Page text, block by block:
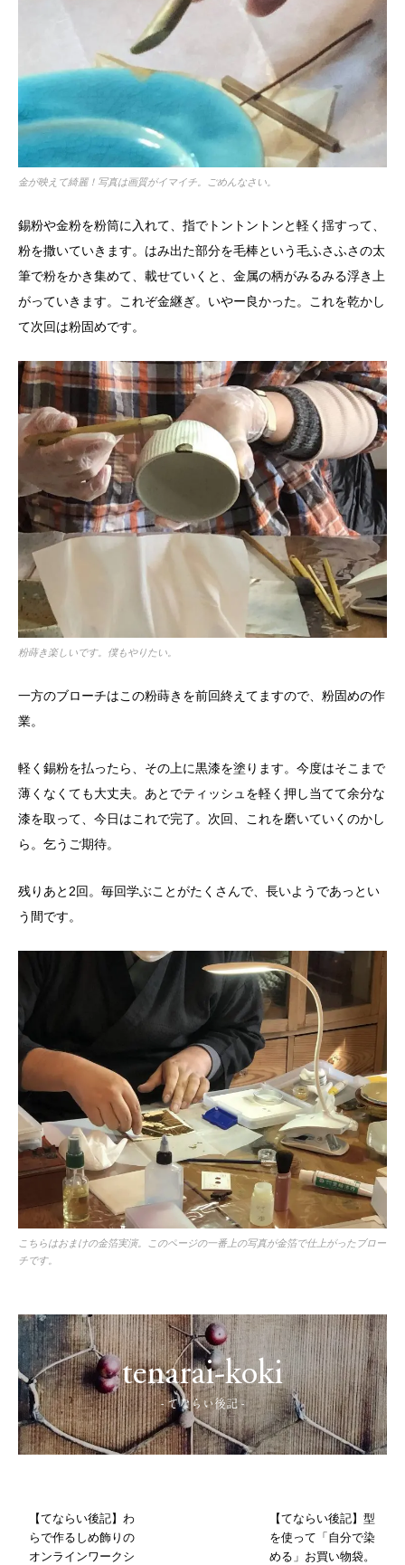
金が映えて綺麗！写真は画質がイマイチ。ごめんなさい。
錫粉や金粉を粉筒に入れて、指でトントントンと軽く揺すって、
粉を撒いていきます。はみ出た部分を毛棒という毛ふさふさの太
筆で粉をかき集めて、載せていくと、金属の柄がみるみる浮き上
がっていきます。これぞ金継ぎ。いやー良かった。これを乾かし
て次回は粉固めです。
粉蒔き楽しいです。僕もやりたい。
一方のブローチはこの粉蒔きを前回終えてますので、粉固めの作
業。
軽く錫粉を払ったら、その上に黒漆を塗ります。今度はそこまで
薄くなくても大丈夫。あとでティッシュを軽く押し当てて余分な
漆を取って、今日はこれで完了。次回、これを磨いていくのかし
ら。乞うご期待。
残りあと2回。毎回学ぶことがたくさんで、長いようであっとい
う間です。
こちらはおまけの金箔実演。このページの一番上の写真が金箔で仕上がったブロー
チです。
tenarai-koki
- てならい後記 -
【てならい後記】わ
らで作るしめ飾りの
オンラインワークシ
【てならい後記】型
を使って「自分で染
める」お買い物袋。